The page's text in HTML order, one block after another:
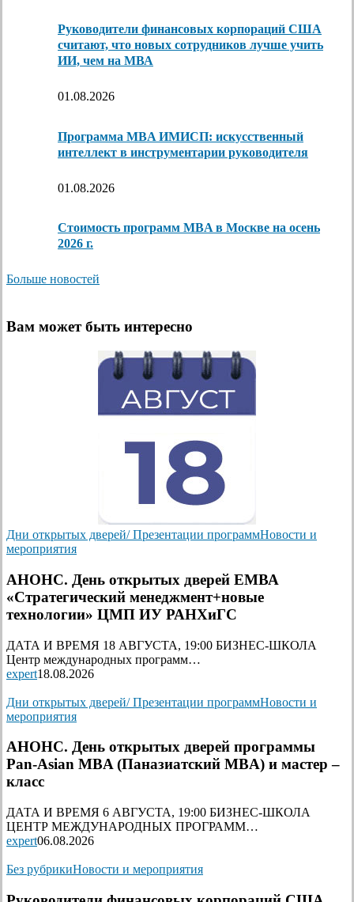
Руководители финансовых корпораций США
считают, что новых сотрудников лучше учить
ИИ, чем на МВА
01.08.2026
Программа MBA ИМИСП: искусственный
интеллект в инструментарии руководителя
01.08.2026
Стоимость программ MBA в Москве на осень
2026 г.
Больше новостей
Вам может быть интересно
Дни открытых дверей/ Презентации программНовости и
мероприятия
АНОНС. День открытых дверей ЕМВА
«Стратегический менеджмент+новые
технологии» ЦМП ИУ РАНХиГС
ДАТА И ВРЕМЯ 18 АВГУСТА, 19:00 БИЗНЕС-ШКОЛА
Центр международных программ…
expert18.08.2026
Дни открытых дверей/ Презентации программНовости и
мероприятия
АНОНС. День открытых дверей программы
Pan-Asian MBA (Паназиатский MBA) и мастер –
класс
ДАТА И ВРЕМЯ 6 АВГУСТА, 19:00 БИЗНЕС-ШКОЛА
ЦЕНТР МЕЖДУНАРОДНЫХ ПРОГРАММ…
expert06.08.2026
Без рубрикиНовости и мероприятия